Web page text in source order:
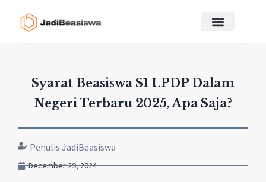
Penulis JadiBeasiswa
December 29, 2024
Syarat Beasiswa S1 LPDP Dalam
Negeri Terbaru 2025, Apa Saja?